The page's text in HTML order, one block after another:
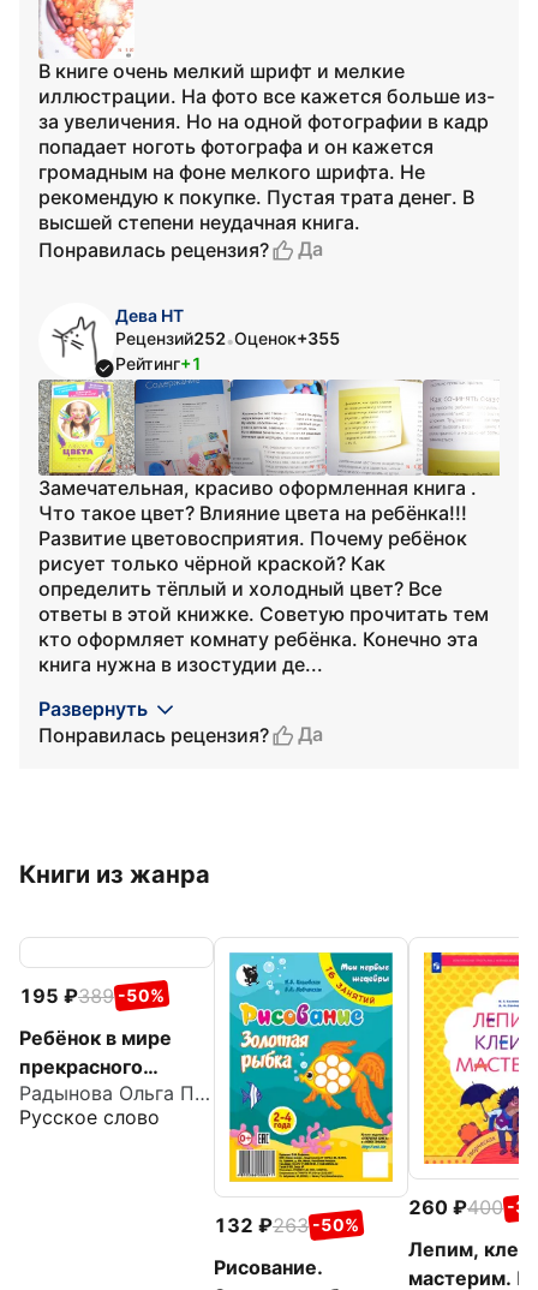
В книге очень мелкий шрифт и мелкие
иллюстрации. На фото все кажется больше из-
за увеличения. Но на одной фотографии в кадр
попадает ноготь фотографа и он кажется
громадным на фоне мелкого шрифта. Не
рекомендую к покупке. Пустая трата денег. В
высшей степени неудачная книга.
Понравилась рецензия?
Да
Дева НТ
Рецензий252•Оценок+355
Рейтинг+1
Замечательная, красиво оформленная книга .
Что такое цвет? Влияние цвета на ребёнка!!!
Развитие цветовосприятия. Почему ребёнок
рисует только чёрной краской? Как
определить тёплый и холодный цвет? Все
ответы в этой книжке. Советую прочитать тем
кто оформляет комнату ребёнка. Конечно эта
книга нужна в изостудии де...
Развернуть
Понравилась рецензия?
Да
Книги из жанра
195 389 -50%
Ребёнок в мире
прекрасного
Программа
художественно-
Радынова Ольга Петровна
Русское слово
132 263 -50%
Рисование.
260 400 -
Лепим,
мастерим.